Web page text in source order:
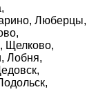
Люберцы,
Щелково,
Лобня,